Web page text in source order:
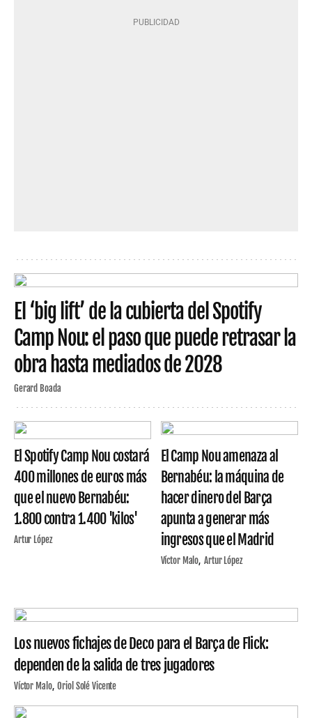
El ‘big lift’ de la cubierta del Spotify
Camp Nou: el paso que puede retrasar la
obra hasta mediados de 2028
Gerard Boada
El Spotify Camp Nou costará
400 millones de euros más
que el nuevo Bernabéu:
1.800 contra 1.400 'kilos'
Artur López
El Camp Nou amenaza al
Bernabéu: la máquina de
hacer dinero del Barça
apunta a generar más
ingresos que el Madrid
Víctor Malo Artur López
Los nuevos fichajes de Deco para el Barça de Flick:
dependen de la salida de tres jugadores
Víctor Malo Oriol Solé Vicente